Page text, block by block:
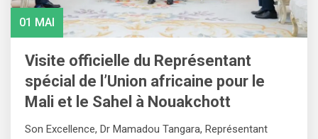
01 MAI
Visite officielle du Représentant
spécial de l’Union africaine pour le
Mali et le Sahel à Nouakchott
Son Excellence, Dr Mamadou Tangara, Représentant